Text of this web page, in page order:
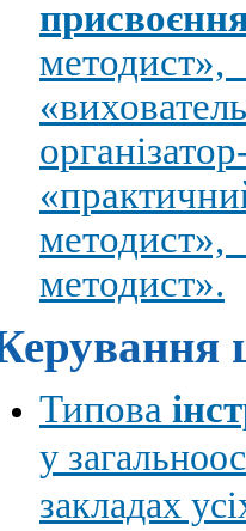
методист».
Типова
у
закладах